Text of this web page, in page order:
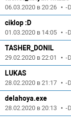
06.03.2020 в 20:26 • -
ciklop :D
01.03.2020 в 14:05 • -
TASHER_DONIL
29.02.2020 в 22:01 • -
LUKAS
28.02.2020 в 21:17 • -
delahoya.exe
28.02.2020 в 20:13 • -